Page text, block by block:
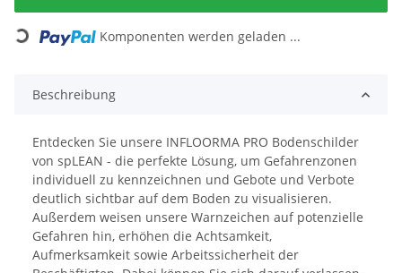
Loading... Komponenten werden geladen ...
Beschreibung
Entdecken Sie unsere INFLOORMA PRO Bodenschilder
von spLEAN - die perfekte Lösung, um Gefahrenzonen
individuell zu kennzeichnen und Gebote und Verbote
deutlich sichtbar auf dem Boden zu visualisieren.
Außerdem weisen unsere Warnzeichen auf potenzielle
Gefahren hin, erhöhen die Achtsamkeit,
Aufmerksamkeit sowie Arbeitssicherheit der